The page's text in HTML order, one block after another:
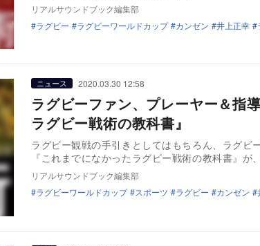
リアルサウンドブック編集部
ラグビー
ラグビーワールドカップ カンゼン 井上正幸
ニュース 2020.03.30 12:58
ラグビーファン、プレーヤー＆指
ラグビー戦術の教科書』
ラグビー観戦の手引きとしてはもちろん、ラグビ
『これまでになかったラグビー戦術の教科書』が
リアルサウンドブック編集部
ラグビーワールドカップ
スポーツ ラグビー カンゼン